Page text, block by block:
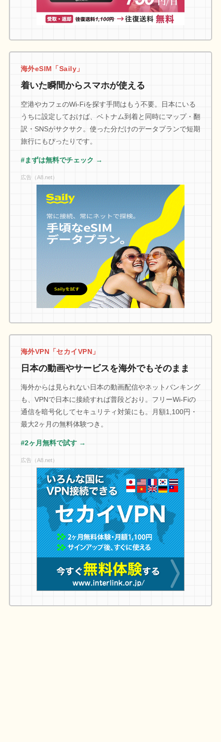
海外eSIM「Saily」
着いた瞬間からスマホが使える
空港やカフェのWi-Fiを探す手間はもう不要。日本にいる
うちに設定しておけば、ベトナム到着と同時にマップ・翻
訳・SNSがサクサク。使った分だけのデータプランで短期
旅行にもぴったりです。
#まずは無料でチェック →
広告（A8.net）
海外VPN「セカイVPN」
日本の動画やサービスを海外でもそのまま
海外からは見られない日本の動画配信やネットバンキング
も、VPNで日本に接続すれば普段どおり。フリーWi-Fiの
通信を暗号化してセキュリティ対策にも。月額1,100円・
最大2ヶ月の無料体験つき。
#2ヶ月無料で試す →
広告（A8.net）